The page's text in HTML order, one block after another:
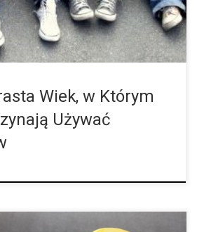
Wiek, w Którym
Używać